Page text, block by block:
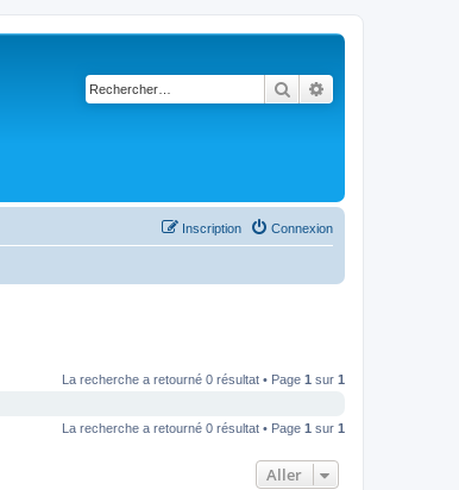
Rechercher
Connexion
Inscription
La recherche a retourné 0 résultat • Page 1 sur 1
La recherche a retourné 0 résultat • Page 1 sur 1
Aller